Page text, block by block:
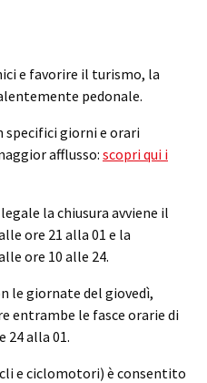
e favorire il turismo, la
pedonale.
specifici giorni e orari
afflusso: scopri qui i
la chiusura avviene il
ore 21 alla 01 e la
ore 10 alle 24.
le giornate del giovedì,
entrambe le fasce orarie di
24 alla 01.
e ciclomotori) è consentito